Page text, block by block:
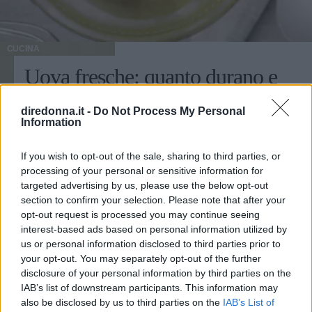
diredonna.it - Do Not Process My Personal
Information
If you wish to opt-out of the sale, sharing to third parties, or
processing of your personal or sensitive information for
targeted advertising by us, please use the below opt-out
section to confirm your selection. Please note that after your
opt-out request is processed you may continue seeing
interest-based ads based on personal information utilized by
us or personal information disclosed to third parties prior to
your opt-out. You may separately opt-out of the further
disclosure of your personal information by third parties on the
IAB’s list of downstream participants. This information may
also be disclosed by us to third parties on the IAB’s List of
con la tua routine, o quando non vuoi dipendere da ciò che
trovi fuori casa. 2. Possono essere una merenda sana Tra
un pasto e l'altro è normale che a volte compaiano voglie
presa per inerzia e non per pianificazione, il che ci porta a
portata di mano una barretta di avena e frutta secca senza
zuccheri aggiunti può aiutare a cambiare questo schema e
rapide, ma piene di calorie vuote. Gli esperti evidenziano
questo tipo di snack come un aiuto nelle routine
equilibrate, poiché oltre ad apportare nutrienti preziosi,
facilitano la scelta di opzioni più consapevoli nei momenti
in cui tende a comparire la fame impulsiva. Continua a
leggere: Merende sane e facili da preparare 3. Sono facili
da preparare in casa Un altro dei loro vantaggi è che puoi
prepararle in casa in modo semplice, adattandole a ciò che
hai disponibile in dispensa. Esistono anche opzioni già
pronte con formule più curate, povere di zuccheri aggiunti
e sale, che si adattano bene alla vita quotidiana. Se decidi
CUCINA
Uova fresche: quanto durano e
come conservarle
mettendo in pericolo la nostra salute? Proviamo a
scoprirlo.
LAURA SANDRONI